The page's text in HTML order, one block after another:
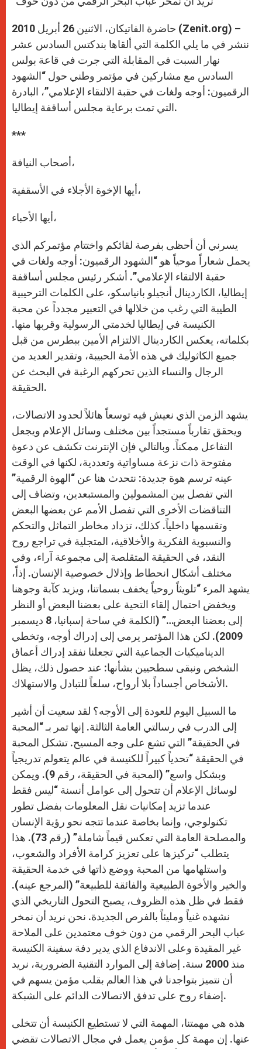
p e k
حاضرة الفاتيكان، الاثنين 26 أبريل 2010 (Zenit.org) –
ننشر في ما يلي الكلمة التي ألقاها بندكتس السادس عشر
نهار السبت في المقابلة التي جرت في قاعة بولس
السادس مع مشاركين في مؤتمر وطني حول “الشهود
الرقميون: أوجه ولغات في حقبة الالتقاء الإعلامي”، البادرة
التي تمت برعاية مجلس أساقفة إيطاليا.
***
أصحاب النيافة،
أيها الإخوة الأجلاء في الأسقفية،
أيها الأحباء،
يسرني أن أحظى بفرصة لقائكم واختتام مؤتمركم الذي
يحمل شعاراً موحياً هو “الشهود الرقميون: أوجه ولغات في
حقبة الالتقاء الإعلامي”. أشكر رئيس مجلس أساقفة
إيطاليا، الكاردينال أنجيلو بانياسكو، على الكلمات الترحيبية
الطيبة التي رغب من خلالها في التعبير مجدداً عن محبة
الكنيسة في إيطاليا لخدمتي الرسولية وقربها منها.
بكلماته، يعكس الكاردينال الالتزام الأمين ببطرس من قبل
جميع الكاثوليك في هذه الأمة الحبيبة، وتقدير العديد من
الرجال والنساء الذين تحركهم الرغبة في البحث عن
الحقيقة.
يشهد الزمن الذي نعيش فيه توسعاً هائلاً لحدود الاتصالات،
ويحقق تقارباً مستجداً بين مختلف وسائل الإعلام ويجعل
التفاعل ممكناً. وبالتالي فإن الإنترنت تكشف عن دعوة
مفتوحة ذات نزعة مساواتية وتعددية، لكنها في الوقت
عينه ترسم هوة جديدة: نتحدث هنا عن “الهوة الرقمية”
التي تفصل بين المشمولين والمستبعدين، وتضاف إلى
التناقضات الأخرى التي تفصل الأمم عن بعضها البعض
وتقسمها داخلياً. كذلك، تزداد مخاطر التماثل والتحكم
والنسبوية الفكرية والأخلاقية، المتجلية في تراجع روح
النقد، في الحقيقة المتقلصة إلى مجموعة آراء، وفي
مختلف أشكال انحطاط وإذلال خصوصية الإنسان. إذاً،
يشهد المرء “تلويثاً روحياً يخفف بسماتنا، ويزيد كآبة وجوهنا
ويخفض احتمال إلقاء التحية على بعضنا البعض أو النظر
إلى بعضنا البعض…” (الكلمة في ساحة إسبانيا، 8 ديسمبر
2009). لكن هذا المؤتمر يرمي إلى إدراك أوجه، وتخطي
الديناميكيات الجماعية التي تجعلنا نفقد إدراك أعماق
الشخص ونبقى سطحيين بشأنها: عند حصول ذلك، يظل
الأشخاص أجساداً بلا أرواح، سلعاً للتبادل والاستهلاك.
ما السبيل اليوم للعودة إلى الأوجه؟ لقد سعيت أن أشير
إلى الدرب في رسالتي العامة الثالثة. إنها تمر بـ “المحبة
في الحقيقة” التي تشع على وجه المسيح. تشكل المحبة
في الحقيقة “تحدياً كبيراً للكنيسة في عالم يتعولم تدريجياً
وبشكل واسع” (المحبة في الحقيقة، رقم 9). ويمكن
لوسائل الإعلام أن تتحول إلى عوامل أنسنة “ليس فقط
عندما تزيد إمكانيات نقل المعلومات بفضل تطور
تكنولوجي، وإنما بخاصة عندما تتجه نحو رؤية الإنسان
والمصلحة العامة التي تعكس قيماً شاملة” (رقم 73). هذا
يتطلب “تركيزها على تعزيز كرامة الأفراد والشعوب،
واستلهامها من المحبة ووضع ذاتها في خدمة الحقيقة
والخير والأخوة الطبيعية والفائقة للطبيعة” (المرجع عينه).
فقط في ظل هذه الظروف، يصبح التحول التاريخي الذي
نشهده غنياً ومليئاً بالفرص الجديدة. نحن نريد أن نمخر
عباب البحر الرقمي من دون خوف معتمدين على الملاحة
غير المقيدة وعلى الاندفاع الذي يدير دفة سفينة الكنيسة
منذ 2000 سنة. إضافة إلى الموارد التقنية الضرورية، نريد
أن نتميز بتواجدنا في هذا العالم بقلب مؤمن يسهم في
إضفاء روح على تدفق الاتصالات الدائم على الشبكة.
هذه هي مهمتنا، المهمة التي لا تستطيع الكنيسة أن تتخلى
عنها. إن مهمة كل مؤمن يعمل في مجال الاتصالات تقضي